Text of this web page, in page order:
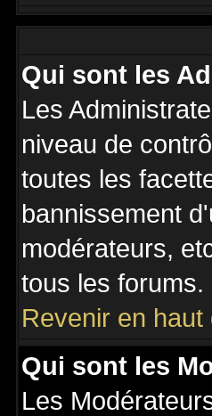
Qui sont les
Les
niveau de
toutes les
bannissement
modérateurs,
tous les forums.
Revenir en haut
Qui sont les
Les